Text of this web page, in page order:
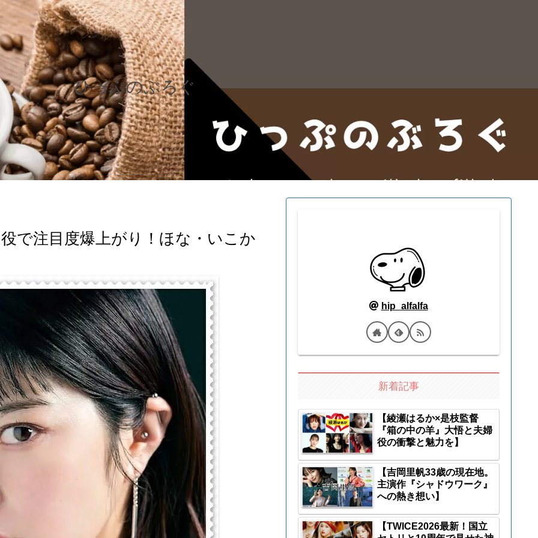
ひっぷのぶろぐ
で注目度爆上がり！ほな・いこか
hip_alfalfa
新着記事
【綾瀬はるか×是枝監督
『箱の中の羊』大悟と夫婦
役の衝撃と魅力を】
【吉岡里帆33歳の現在地。
主演作『シャドウワーク』
への熱き想い】
【TWICE2026最新！国立